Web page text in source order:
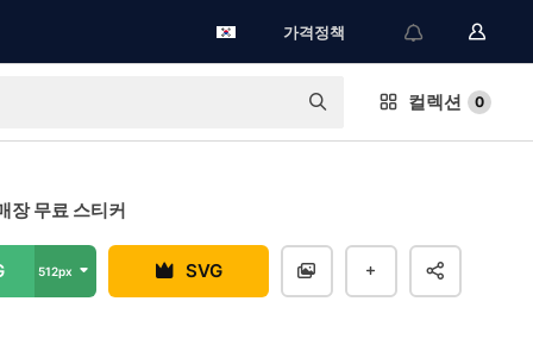
가격정책
컬렉션 0
장 무료 스티커
512px SVG